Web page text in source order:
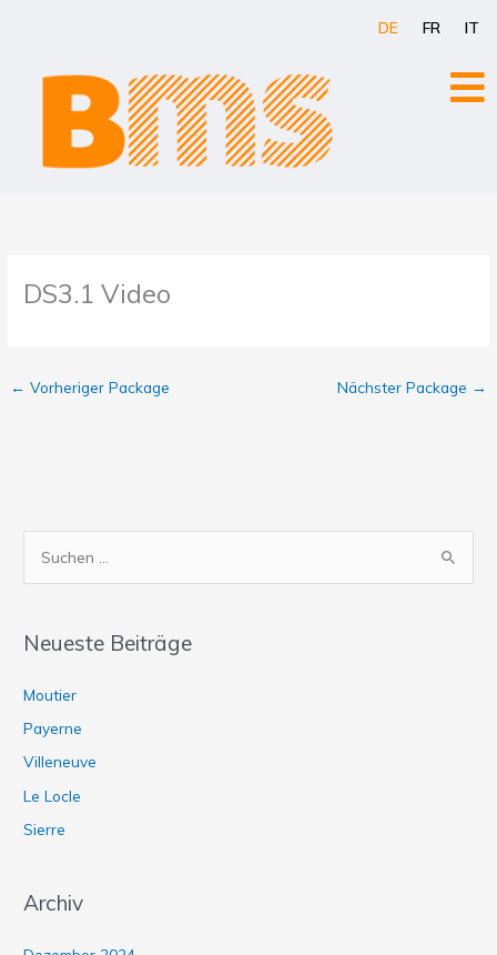
DE FR IT
DS3.1 Video
← Vorheriger Package Nächster Package →
h
a
c
h
Neueste Beiträge
Moutier
Payerne
Villeneuve
Le Locle
Sierre
Archiv